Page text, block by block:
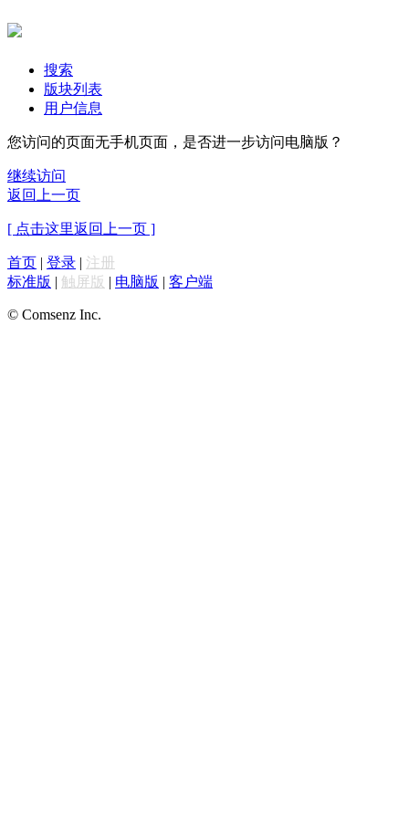
搜索
版块列表
用户信息
您访问的页面无手机页面，是否进一步访问电脑版？
继续访问
返回上一页
[ 点击这里返回上一页 ]
首页 | 登录 | 注册
标准版 | 触屏版 | 电脑版 | 客户端
© Comsenz Inc.